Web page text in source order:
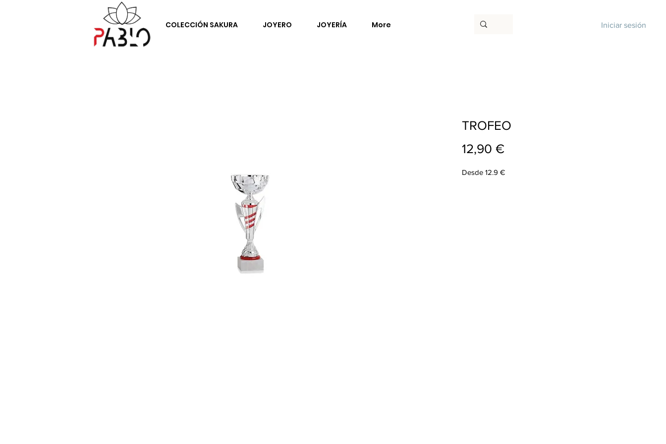
COLECCIÓN SAKURA JOYERO JOYERÍA More Iniciar sesión
TROFEO
12,90 €Precio
Desde 12.9 €